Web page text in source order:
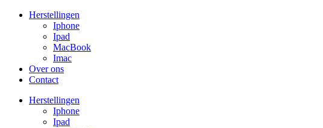
Herstellingen
Iphone
Ipad
MacBook
Imac
Over ons
Contact
Herstellingen
Iphone
Ipad